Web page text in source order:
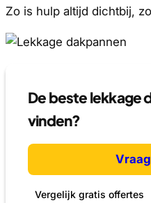
Zo is hulp altijd dichtbij,
De beste lekkage dakpannen offerte
vinden?
Vergelijk gratis offertes